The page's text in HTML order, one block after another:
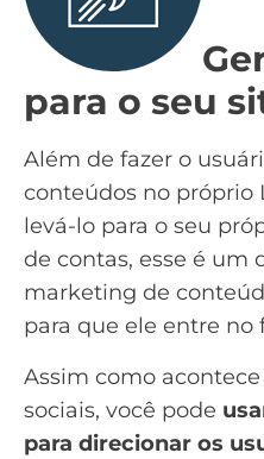
para o seu
Além de fazer o
conteúdos no próprio
levá-lo para o seu
de contas, esse é um
marketing de
para que ele entre no
Assim como
sociais, você pode
para direcionar os